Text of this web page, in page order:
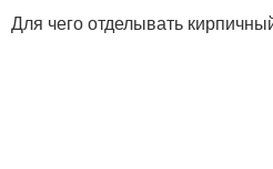
Для чего отделывать